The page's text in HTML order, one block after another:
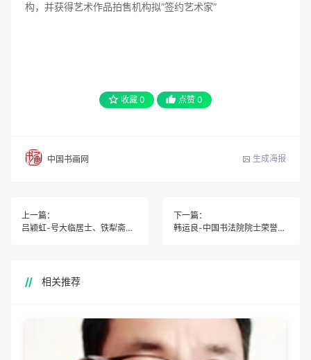
构，并获得艺术作品拍售机构拟”签约艺术家”
收藏 0 点赞 0
中国书画网 生成海报
上一篇：
吕颖虹-号大临居士、铁犁斋主、别号崂山人
下一篇：
韩运良-中国书法院院士荣誉称号
相关推荐